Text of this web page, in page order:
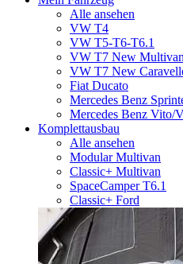
Alle ansehen
VW T4
VW T5-T6-T6.1
VW T7 New
VW T7 New
Fiat Ducato
Mercedes Benz
Mercedes Benz Vito/
Komplettausbau
Alle ansehen
Modular Multivan
Classic+ Multivan
SpaceCamper T6.1
Classic+ Ford